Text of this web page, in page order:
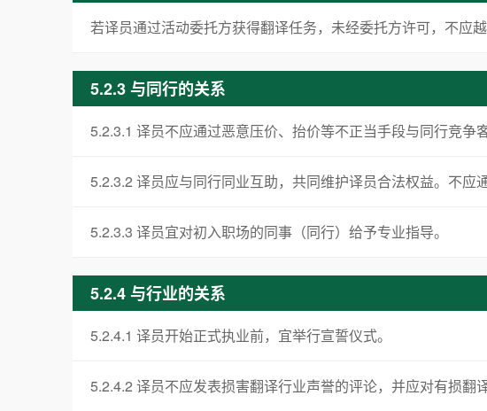
若译员通过活动委托方获得翻译任务，未经委托方许可，不应
5.2.3 与同行的关系
5.2.3.1 译员不应通过恶意压价、抬价等不正当手段与同行竞争
5.2.3.2 译员应与同行同业互助，共同维护译员合法权益。不应
5.2.3.3 译员宜对初入职场的同事（同行）给予专业指导。
5.2.4 与行业的关系
5.2.4.1 译员开始正式执业前，宜举行宣誓仪式。
5.2.4.2 译员不应发表损害翻译行业声誉的评论，并应对有损翻